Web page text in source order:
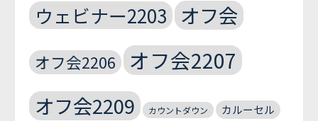
ウェビナー2203 オフ会
オフ会2206 オフ会2207
オフ会2209 カウントダウン カルーセル